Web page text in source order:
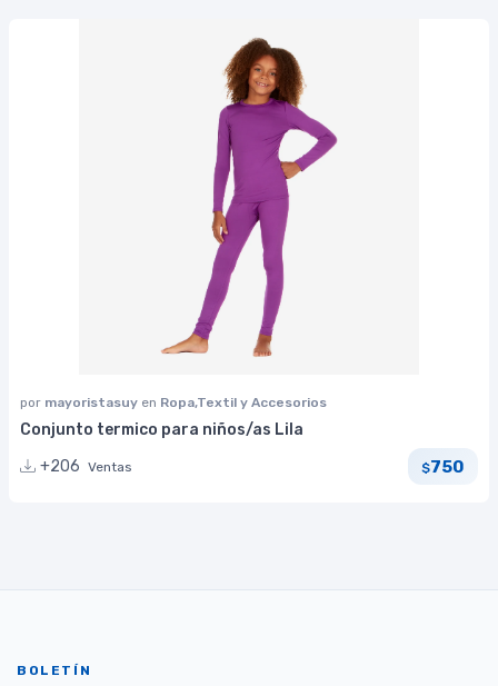
por mayoristasuy en Ropa,Textil y Accesorios
Conjunto termico para niños/as Lila
+206 Ventas $750
BOLETÍN